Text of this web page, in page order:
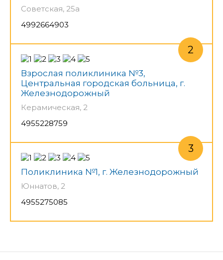
Советская, 25а
4992664903
Взрослая поликлиника №3,
Центральная городская больница, г.
Железнодорожный
Керамическая, 2
4955228759
Поликлиника №1, г. Железнодорожный
Юннатов, 2
4955275085